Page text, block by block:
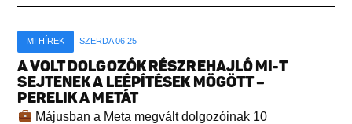
MI HÍREK SZERDA 06:25
A VOLT DOLGOZÓK RÉSZREHAJLÓ MI-T
SEJTENEK A LEÉPÍTÉSEK MÖGÖTT –
PERELIK A METÁT
Májusban a Meta megvált dolgozóinak 10